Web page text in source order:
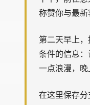
称赞你与最新
第二天早上
条件的信息
一点浪漫，晚
在这里保存分